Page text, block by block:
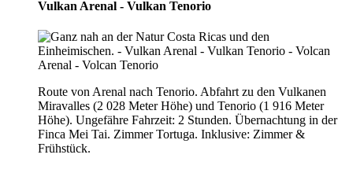
Vulkan Arenal - Vulkan Tenorio
Route von Arenal nach Tenorio. Abfahrt zu den Vulkanen
Miravalles (2 028 Meter Höhe) und Tenorio (1 916 Meter
Höhe). Ungefähre Fahrzeit: 2 Stunden. Übernachtung in der
Finca Mei Tai. Zimmer Tortuga. Inklusive: Zimmer &
Frühstück.